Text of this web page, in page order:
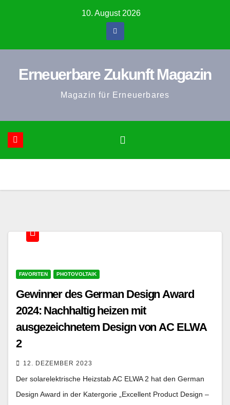
10. August 2026
Erneuerbare Zukunft Magazin
Magazin für Erneuerbares
FAVORITEN PHOTOVOLTAIK
Gewinner des German Design Award
2024: Nachhaltig heizen mit
ausgezeichnetem Design von AC ELWA
2
12. DEZEMBER 2023
Der solarelektrische Heizstab AC ELWA 2 hat den German
Design Award in der Katergorie „Excellent Product Design –